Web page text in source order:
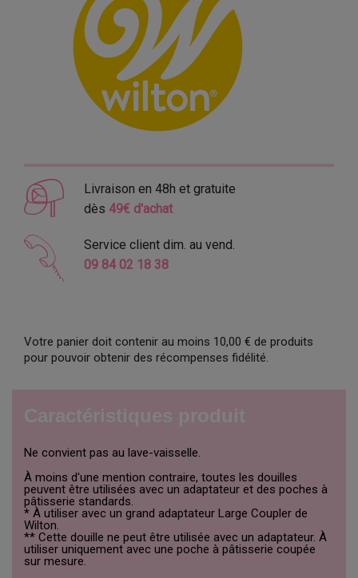
Livraison en 48h et gratuite
dès 49€ d'achat
Service client dim. au vend.
09 84 02 18 38
Votre panier doit contenir au moins 10,00 € de produits
pour pouvoir obtenir des récompenses fidélité.
Ne convient pas au lave-vaisselle.
À moins d'une mention contraire, toutes les douilles
peuvent être utilisées avec un adaptateur et des poches à
pâtisserie standards.
* À utiliser avec un grand adaptateur Large Coupler de
Wilton.
** Cette douille ne peut être utilisée avec un adaptateur. À
utiliser uniquement avec une poche à pâtisserie coupée
sur mesure.